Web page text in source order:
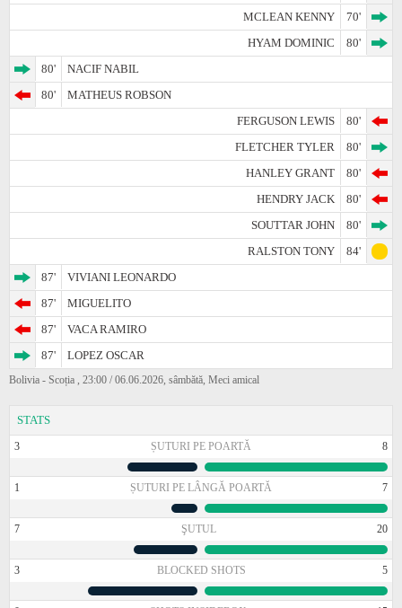
MCLEAN KENNY
70'
HYAM DOMINIC
80'
80'
NACIF NABIL
80'
MATHEUS ROBSON
FERGUSON LEWIS
80'
FLETCHER TYLER
80'
HANLEY GRANT
80'
HENDRY JACK
80'
SOUTTAR JOHN
80'
RALSTON TONY
84'
87'
VIVIANI LEONARDO
87'
MIGUELITO
87'
VACA RAMIRO
87'
LOPEZ OSCAR
Bolivia - Scoția , 23:00 / 06.06.2026, sâmbătă, Meci amical
STATS
3 ȘUTURI PE POARTĂ 8
1 ȘUTURI PE LÂNGĂ POARTĂ 7
7 ŞUTUL 20
3 BLOCKED SHOTS 5